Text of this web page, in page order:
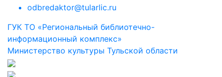
odbredaktor@tularlic.ru
ГУК ТО «Региональный библиотечно-
информационный комплекс»
Министерство культуры Тульской области